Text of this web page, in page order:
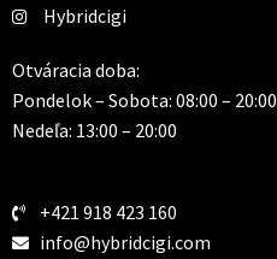
Hybridcigi
Otváracia doba:
Pondelok – Sobota: 08:00 – 20:00
Nedeľa: 13:00 – 20:00
+421 918 423 160
info@hybridcigi.com